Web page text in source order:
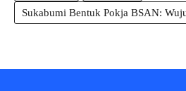
Sukabumi Bentuk Pokja BSAN: